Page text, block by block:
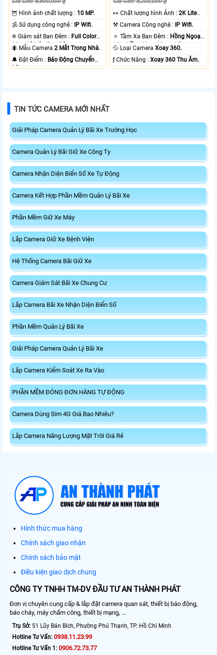
🦉 Hình ảnh chất lượng : 10 MP.
🕉️ Sử dụng công nghệ : IP Wifi.
❈ Giám sát Ban Đêm : Full Color
20m Có Màu Ban Ðêm.
🐜 Mẫu Camera2 Mắt Trong Nhà.
️🔔 Đặt Điểm : Báo Động Chuyển
Động.
️👀 Chất lượng hình Ảnh :2K Lite .
⚒ Camera Công nghệ : IP Wifi.
🔅 Tầm Xa Ban Đêm : Hồng Ngoại
10m Hồng Ngoại Smart IR.
💦 Loại CameraXoay 360.
️ƒ Chức Năng :Xoay 360 Thu Âm.
TIN TỨC CAMERA MỚI NHẤT
Giải Pháp Camera Quản Lý Bãi Xe Trường Học
Camera Quản Lý Bãi Giữ Xe Công Ty
Camera Nhận Diện Biển Số Xe Tự Động
Camera Kết Hợp Phần Mềm Quản Lý Bãi Xe
Phần Mềm Giữ Xe Máy
Lắp Camera Giữ Xe Bệnh Viện
Hệ Thống Camera Bãi Giữ Xe
Camera Giám Sát Bãi Xe Chung Cư
Lắp Camera Bãi Xe Nhận Diện Biển Số
Phần Mềm Quản Lý Bãi Xe
Giải Pháp Camera Quản Lý Bãi Xe
Lắp Camera Kiểm Soát Xe Ra Vào
PHẦN MỀM ĐÓNG ĐƠN HÀNG TỰ ĐỘNG
Camera Dùng Sim 4G Giá Bao Nhiêu?
Lắp Camera Năng Lượng Mặt Trời Giá Rẻ
Hình thức mua hàng
Chính sách giao nhận
Chính sách bảo mật
Điều kiện giao dịch chung
CÔNG TY TNHH TM-DV ĐẦU TƯ AN THÀNH PHÁT
Đơn vị chuyên cung cấp & lắp đặt camera quan sát, thiết bị báo động,
báo cháy, máy chấm công, thiết bị mạng, ...
Trụ Sở: 51 Lũy Bán Bích, Phường Phú Thạnh, TP. Hồ Chí Minh
Hotline Tư Vấn: 0938.11.23.99
Hotline Tư Vấn 1: 0906.72.73.77